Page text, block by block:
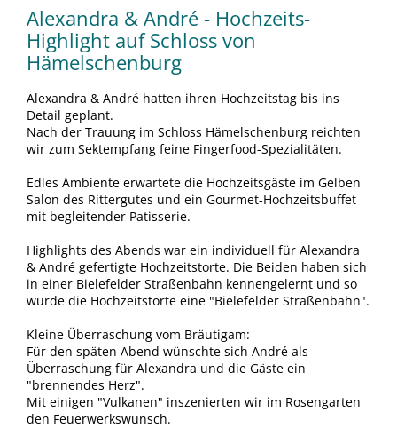
Alexandra & André - Hochzeits-
Highlight auf Schloss von
Hämelschenburg
Alexandra & André hatten ihren Hochzeitstag bis ins
Detail geplant.
Nach der Trauung im Schloss Hämelschenburg reichten
wir zum Sektempfang feine Fingerfood-Spezialitäten.
Edles Ambiente erwartete die Hochzeitsgäste im Gelben
Salon des Rittergutes und ein Gourmet-Hochzeitsbuffet
mit begleitender Patisserie.
Highlights des Abends war ein individuell für Alexandra
& André gefertigte Hochzeitstorte. Die Beiden haben sich
in einer Bielefelder Straßenbahn kennengelernt und so
wurde die Hochzeitstorte eine "Bielefelder Straßenbahn".
Kleine Überraschung vom Bräutigam:
Für den späten Abend wünschte sich André als
Überraschung für Alexandra und die Gäste ein
"brennendes Herz".
Mit einigen "Vulkanen" inszenierten wir im Rosengarten
den Feuerwerkswunsch.